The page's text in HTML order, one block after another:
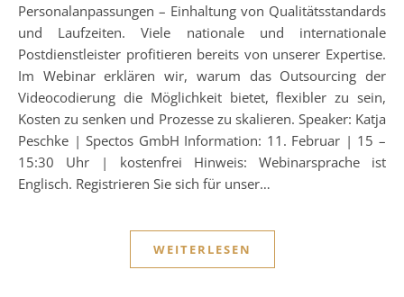
Personalanpassungen – Einhaltung von Qualitätsstandards
und Laufzeiten. Viele nationale und internationale
Postdienstleister profitieren bereits von unserer Expertise.
Im Webinar erklären wir, warum das Outsourcing der
Videocodierung die Möglichkeit bietet, flexibler zu sein,
Kosten zu senken und Prozesse zu skalieren. Speaker: Katja
Peschke | Spectos GmbH Information: 11. Februar | 15 –
15:30 Uhr | kostenfrei Hinweis: Webinarsprache ist
Englisch. Registrieren Sie sich für unser…
WEITERLESEN